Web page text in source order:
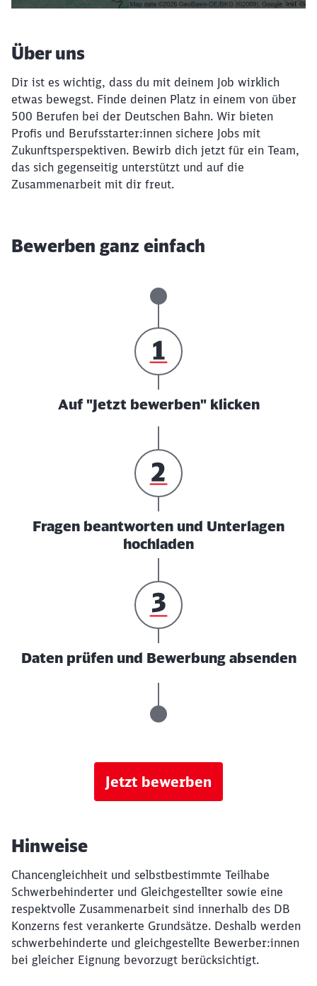
Über uns
Dir ist es wichtig, dass du mit deinem Job wirklich
etwas bewegst. Finde deinen Platz in einem von über
500 Berufen bei der Deutschen Bahn. Wir bieten
Profis und Berufsstarter:innen sichere Jobs mit
Zukunftsperspektiven. Bewirb dich jetzt für ein Team,
das sich gegenseitig unterstützt und auf die
Zusammenarbeit mit dir freut.
Bewerben ganz einfach
Auf "Jetzt bewerben" klicken
Fragen beantworten und Unterlagen
hochladen
Daten prüfen und Bewerbung absenden
Jetzt bewerben
Hinweise
Chancengleichheit und selbstbestimmte Teilhabe
Schwerbehinderter und Gleichgestellter sowie eine
respektvolle Zusammenarbeit sind innerhalb des DB
Konzerns fest verankerte Grundsätze. Deshalb werden
schwerbehinderte und gleichgestellte Bewerber:innen
bei gleicher Eignung bevorzugt berücksichtigt.